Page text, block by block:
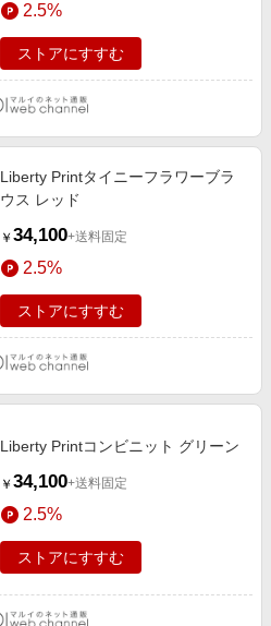
2.5%
ストアにすすむ
Liberty Printタイニーフラワーブラ
ウス レッド
￥ 34,100+送料固定
2.5%
ストアにすすむ
Liberty Printコンビニット グリーン
￥ 34,100+送料固定
2.5%
ストアにすすむ